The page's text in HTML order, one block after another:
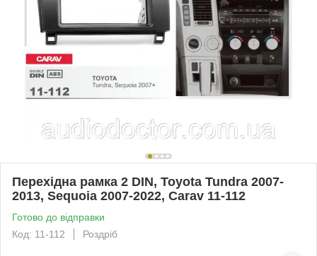
Перехідна рамка 2 DIN, Toyota Tundra 2007-
2013, Sequoia 2007-2022, Carav 11-112
Готово до відправки
Код: 11-112
Роздріб